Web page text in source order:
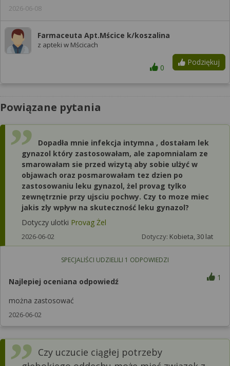
2026-06-08
Farmaceuta Apt.Mścice k/koszalina
z apteki w Mścicach
Podziękuj
0
Powiązane pytania
Dopadła mnie infekcja intymna , dostałam lek
gynazol który zastosowałam, ale zapomnialam ze
smarowałam sie przed wizytą aby sobie ulżyć w
objawach oraz posmarowałam tez dzien po
zastosowaniu leku gynazol, żel provag tylko
zewnętrznie przy ujsciu pochwy. Czy to moze miec
jakis zly wpływ na skuteczność leku gynazol?
Dotyczy ulotki Provag Żel
2026-06-02 Dotyczy: Kobieta, 30 lat
SPECJALIŚCI UDZIELILI 1 ODPOWIEDZI
Najlepiej oceniana odpowiedź 1
można zastosować
2026-06-02
Czy uczucie ciągłej potrzeby